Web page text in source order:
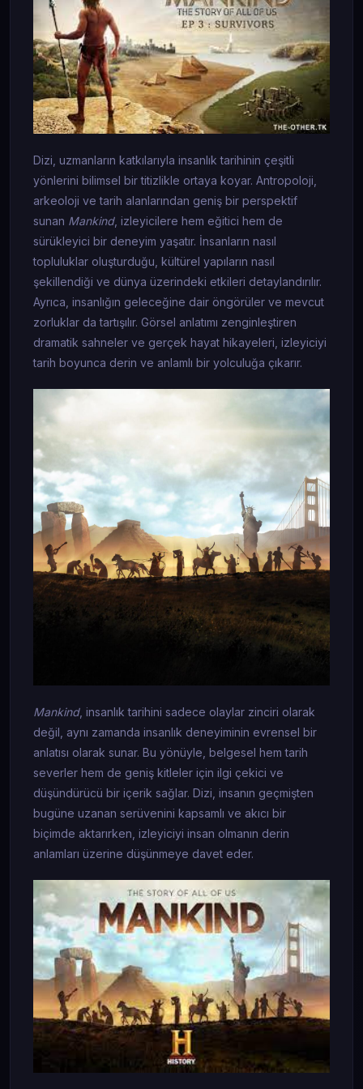
Dizi, uzmanların katkılarıyla insanlık tarihinin çeşitli
yönlerini bilimsel bir titizlikle ortaya koyar. Antropoloji,
arkeoloji ve tarih alanlarından geniş bir perspektif
sunan Mankind, izleyicilere hem eğitici hem de
sürükleyici bir deneyim yaşatır. İnsanların nasıl
topluluklar oluşturduğu, kültürel yapıların nasıl
şekillendiği ve dünya üzerindeki etkileri detaylandırılır.
Ayrıca, insanlığın geleceğine dair öngörüler ve mevcut
zorluklar da tartışılır. Görsel anlatımı zenginleştiren
dramatik sahneler ve gerçek hayat hikayeleri, izleyiciyi
tarih boyunca derin ve anlamlı bir yolculuğa çıkarır.
Mankind, insanlık tarihini sadece olaylar zinciri olarak
değil, aynı zamanda insanlık deneyiminin evrensel bir
anlatısı olarak sunar. Bu yönüyle, belgesel hem tarih
severler hem de geniş kitleler için ilgi çekici ve
düşündürücü bir içerik sağlar. Dizi, insanın geçmişten
bugüne uzanan serüvenini kapsamlı ve akıcı bir
biçimde aktarırken, izleyiciyi insan olmanın derin
anlamları üzerine düşünmeye davet eder.